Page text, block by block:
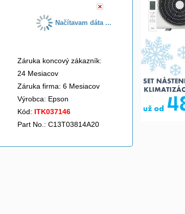
Načítavam dáta ...
Záruka koncový zákazník:
24 Mesiacov
Záruka firma: 6 Mesiacov
Výrobca: Epson
Kód: ITK037146
Part No.: C13T03814A20